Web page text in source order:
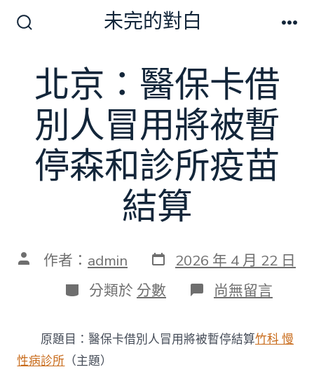
換
開
關
未完的對白
北京：醫保卡借
別人冒用將被暫
停森和診所疫苗
結算
文 作者： admin 發
表
日
期
2026 年 4 月 22 日
分
類
分類於 分數 在
〈北
醫
保
尚無留言
原題目：醫保卡借別人冒用將被暫停結算竹科 慢
性病診所 （主題）